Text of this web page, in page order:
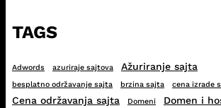
TAGS
Adwords azuriraje sajtova Ažuriranje sajta
besplatno održavanje sajta brzina sajta cena izrade
Cena održavanja sajta Domeni Domen i